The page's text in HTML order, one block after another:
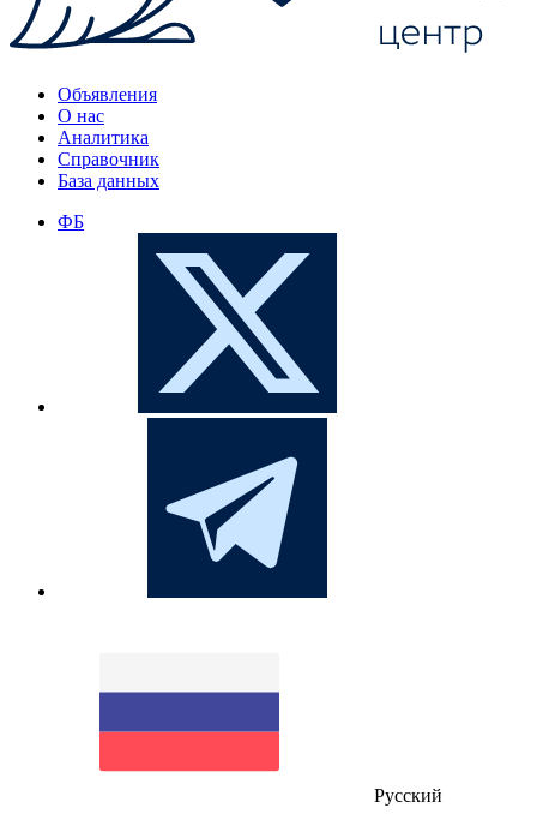
Объявления
О нас
Аналитика
Справочник
База данных
ФБ
Русский